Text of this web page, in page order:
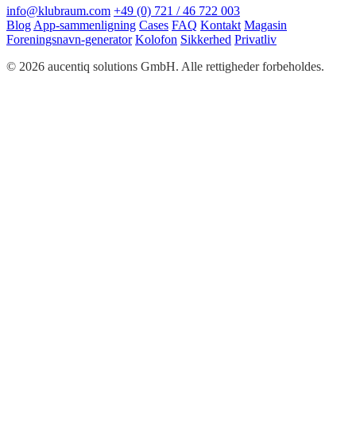
info@klubraum.com +49 (0) 721 / 46 722 003
Blog App-sammenligning Cases FAQ Kontakt Magasin
Foreningsnavn-generator Kolofon Sikkerhed Privatliv
© 2026 aucentiq solutions GmbH. Alle rettigheder forbeholdes.